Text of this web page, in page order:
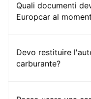
Quali documenti
Europcar al
Devo restituire
carburante?